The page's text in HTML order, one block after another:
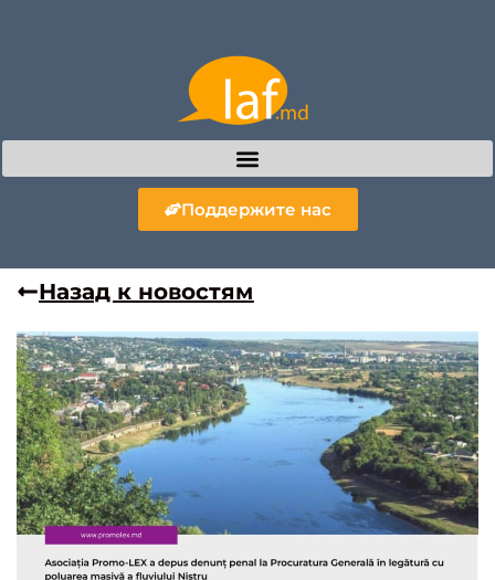
Поддержите нас
Назад к новостям